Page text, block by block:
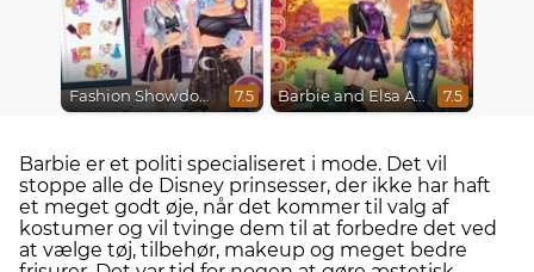
Fashion Showdown Barbie and Harley 7.5 Barbie and Elsa Autumn Patterns 7.5
Barbie er et politi specialiseret i mode. Det vil
stoppe alle de Disney prinsesser, der ikke har haft
et meget godt øje, når det kommer til valg af
kostumer og vil tvinge dem til at forbedre det ved
at vælge tøj, tilbehør, makeup og meget bedre